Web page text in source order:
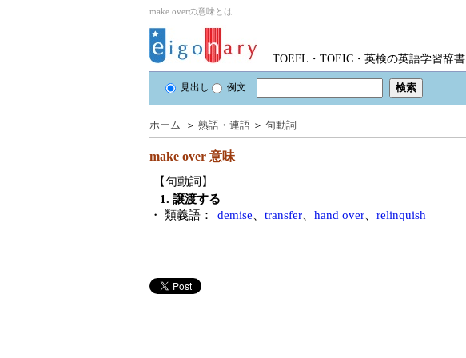
make overの意味とは
TOEFL・TOEIC・英検の英語学習辞書
見出し 例文
ホーム ＞ 熟語・連語 ＞ 句動詞
make over 意味
【句動詞】
1. 譲渡する
・ 類義語：
demise transfer hand over relinquish